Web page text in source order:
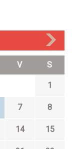
V S
1
7 8
14 15